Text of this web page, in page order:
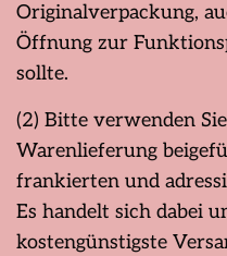
Originalverpackung,
Öffnung zur
sollte.
(2) Bitte verwenden
Warenlieferung
frankierten und
Es handelt sich dabei
kostengünstigste